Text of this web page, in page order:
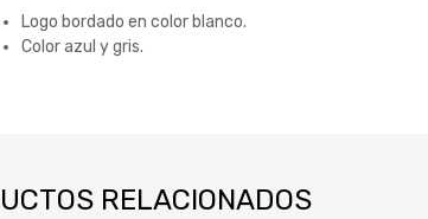
Logo bordado en color blanco.
Color azul y gris.
RELACIONADOS